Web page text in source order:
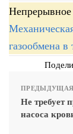
Непрерывное
газообмена в
Не требует
насоса